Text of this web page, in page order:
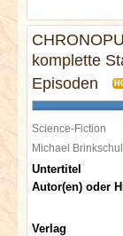
komplette
Episoden
Science-Fiction
Michael
Untertitel
Autor(en) oder
Verlag